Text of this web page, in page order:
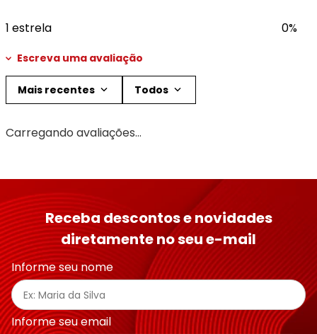
1 estrela 0%
Escreva uma avaliação
Título
Avalie o produto de 1 a 5 estrelas
★★★★★
Seu nome
Endereço de email
Mais recentes Todos
Carregando avaliações…
Receba descontos e novidades
diretamente no seu e-mail
Informe seu nome
Informe seu email